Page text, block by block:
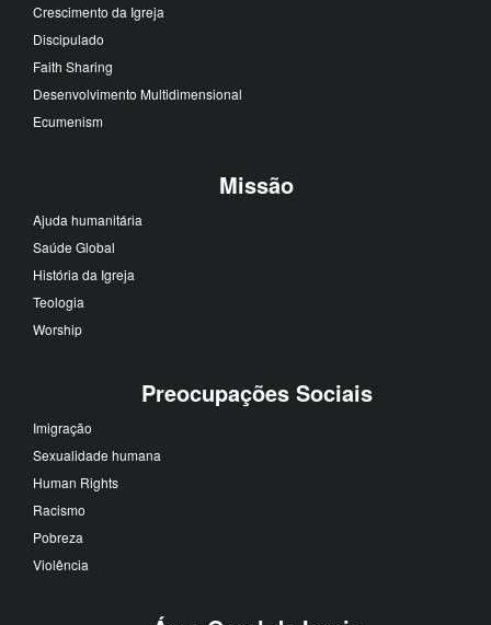
Crescimento da Igreja
Discipulado
Faith Sharing
Desenvolvimento Multidimensional
Ecumenism
Missão
Ajuda humanitária
Saúde Global
História da Igreja
Teologia
Worship
Preocupações Sociais
Imigração
Sexualidade humana
Human Rights
Racismo
Pobreza
Violência